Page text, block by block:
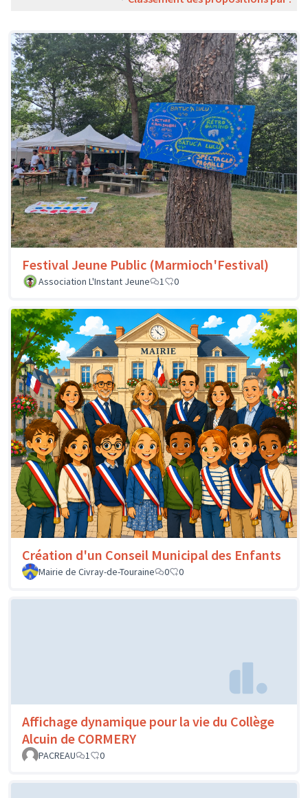
Festival Jeune Public (Marmioch'Festival)
Association L'Instant Jeune 1 0
Création d'un Conseil Municipal des Enfants
Mairie de Civray-de-Touraine 0 0
Affichage dynamique pour la vie du Collège
Alcuin de CORMERY
PACREAU 1 0